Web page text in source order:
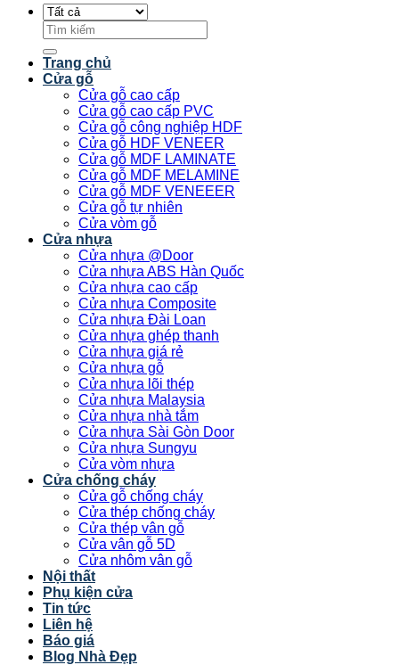
Tìm
kiếm:
Trang chủ
Cửa gỗ
Cửa gỗ cao cấp
Cửa gỗ cao cấp PVC
Cửa gỗ công nghiệp HDF
Cửa gỗ HDF VENEER
Cửa gỗ MDF LAMINATE
Cửa gỗ MDF MELAMINE
Cửa gỗ MDF VENEEER
Cửa gỗ tự nhiên
Cửa vòm gỗ
Cửa nhựa
Cửa nhựa @Door
Cửa nhựa ABS Hàn Quốc
Cửa nhựa cao cấp
Cửa nhựa Composite
Cửa nhựa Đài Loan
Cửa nhựa ghép thanh
Cửa nhựa giá rẻ
Cửa nhựa gỗ
Cửa nhựa lõi thép
Cửa nhựa Malaysia
Cửa nhựa nhà tắm
Cửa nhựa Sài Gòn Door
Cửa nhựa Sungyu
Cửa vòm nhựa
Cửa chống cháy
Cửa gỗ chống cháy
Cửa thép chống cháy
Cửa thép vân gỗ
Cửa vân gỗ 5D
Cửa nhôm vân gỗ
Nội thất
Phụ kiện cửa
Tin tức
Liên hệ
Báo giá
Blog Nhà Đẹp